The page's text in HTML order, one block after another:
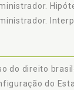
do direito
do